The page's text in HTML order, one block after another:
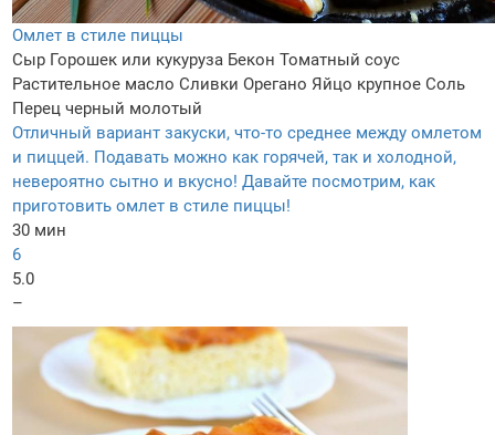
Омлет в стиле пиццы
Сыр Горошек или кукуруза Бекон Томатный соус
Растительное масло Сливки Орегано Яйцо крупное Соль
Перец черный молотый
Отличный вариант закуски, что-то среднее между омлетом
и пиццей. Подавать можно как горячей, так и холодной,
невероятно сытно и вкусно! Давайте посмотрим, как
приготовить омлет в стиле пиццы!
30 мин
6
5.0
–